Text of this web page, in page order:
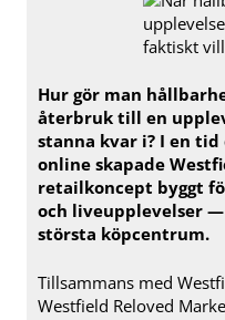
Hur gör man
återbruk till en
stanna kvar i? I en
online skapade
retailkoncept byggt
och liveupplevelser
största köpcentrum.
Tillsammans med
Westfield Reloved